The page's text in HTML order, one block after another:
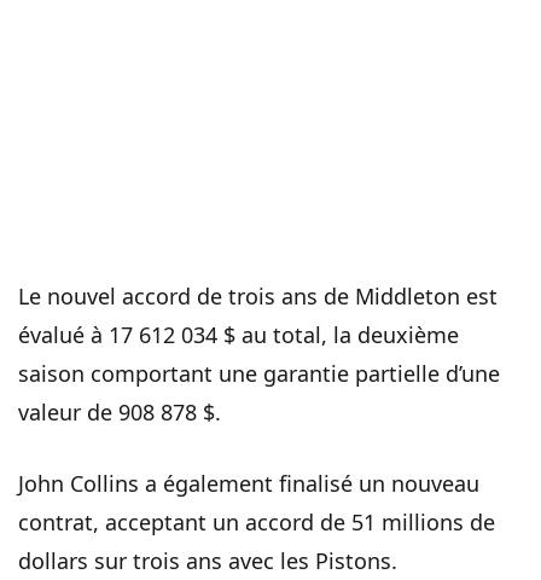
Le nouvel accord de trois ans de Middleton est
évalué à 17 612 034 $ au total, la deuxième
saison comportant une garantie partielle d’une
valeur de 908 878 $.
John Collins a également finalisé un nouveau
contrat, acceptant un accord de 51 millions de
dollars sur trois ans avec les Pistons.